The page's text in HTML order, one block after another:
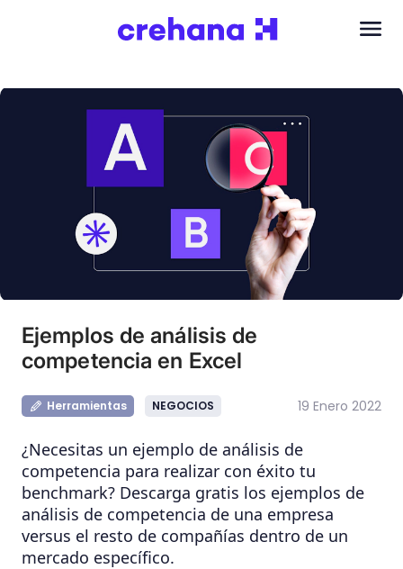
Ejemplos de análisis de
competencia en Excel
Herramientas NEGOCIOS 19 Enero 2022
¿Necesitas un ejemplo de análisis de
competencia para realizar con éxito tu
benchmark? Descarga gratis los ejemplos de
análisis de competencia de una empresa
versus el resto de compañías dentro de un
mercado específico.